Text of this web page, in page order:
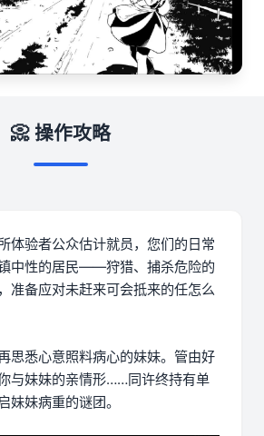
📀 操作攻略
体验者公众估计就员，您们的日常
中性的居民——狩猎、捕杀危险的
准备应对未赶来可会抵来的任怎么
思悉心意照料病心的妹妹。管由好
与妹妹的亲情形……同许终持有单
妹妹病重的谜团。